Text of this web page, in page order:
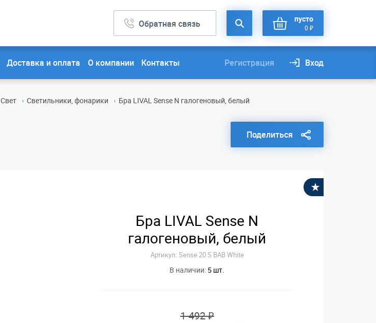
Обратная связь пусто
0 ₽
Доставка и оплата О компании Контакты Регистрация Вход
Свет Светильники, фонарики Бра LIVAL Sense N галогеновый, белый
Поделиться
Бра LIVAL Sense N
галогеновый, белый
Артикул: Sense 20 S BAB White
В наличии: 5 шт.
1 492 ₽